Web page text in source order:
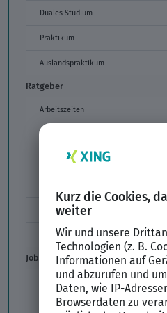
Duales Studium
Praktikum
Auslandspraktikum
Ratgeber
Arbeitszeiten
Formulierungen im Arbeitszeugnis
Unbefristeter Arbeitsvertrag
Der XING Bewerbungsratgeber
Job & Karriere
Arbeitsvertrag
Codes im Arbeitszeugnis